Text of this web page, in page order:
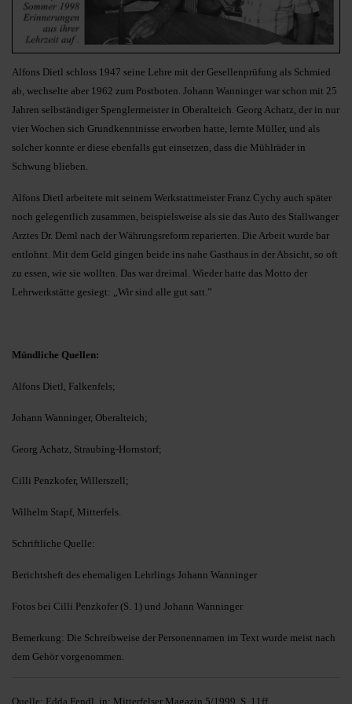
Alfons Dietl schloss 1947 seine Lehre mit der Gesellenprüfung als Schmied
ab, wechselte aber 1962 zum Postboten. Johann Wanninger war schon mit 25
Jahren selbständiger Spenglermeister in Oberalteich. Georg Achatz, der in nur
vier Wochen sich Grundkenntnisse erworben hatte, lernte Müller, und als
solcher konnte er diese ebenfalls gut einsetzen, dass die Mühlräder in
Schwung blieben.
Alfons Dietl arbeitete mit seinem Werkstattmeister Franz Cychy auch später
noch gelegentlich zusammen, beispielsweise als sie das Auto des Stallwanger
Arztes Dr. Deml nach der Währungsreform reparierten. Die Arbeit wurde bar
entlohnt. Mit dem Geld gingen beide ins nahe Gasthaus in der Absicht, so oft
zu essen, wie sie wollten. Das war dreimal. Wieder hatte das Motto der
Lehrwerkstätte gesiegt: „Wir sind alle gut satt.”
Mündliche Quellen:
Alfons Dietl, Falkenfels;
Johann Wanninger, Oberalteich;
Georg Achatz, Straubing-Hornstorf;
Cilli Penzkofer, Willerszell;
Wilhelm Stapf, Mitterfels.
Schriftliche Quelle:
Berichtsheft des ehemaligen Lehrlings Johann Wanninger
Fotos bei Cilli Penzkofer (S. 1) und Johann Wanninger
Bemerkung: Die Schreibweise der Personennamen im Text wurde meist nach
dem Gehör vorgenommen.
Quelle: Edda Fendl, in: Mitterfelser Magazin 5/1999, S. 11ff